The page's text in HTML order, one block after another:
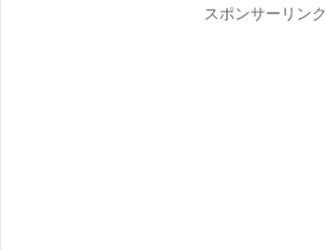
スポンサーリンク